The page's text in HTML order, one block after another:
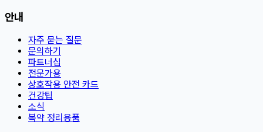
안내
자주 묻는 질문
문의하기
파트너십
전문가용
상호작용 안전 카드
건강팁
소식
복약 정리용품